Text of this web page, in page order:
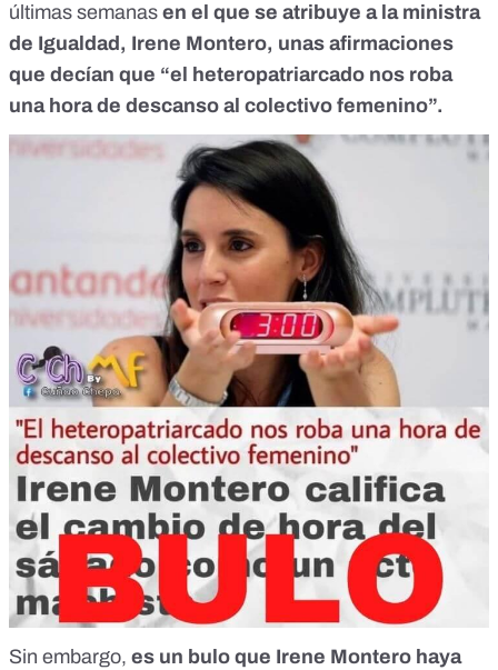
últimas semanas en el que se atribuye a la ministra
de Igualdad, Irene Montero, unas afirmaciones
que decían que “el heteropatriarcado nos roba
una hora de descanso al colectivo femenino”.
Sin embargo, es un bulo que Irene Montero haya